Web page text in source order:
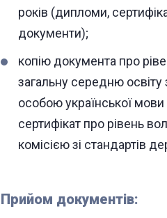
років (дипломи,
документи);
копію документа про
загальну середню
особою української
сертифікат про рівень
комісією зі стандартів
Прийом документів: